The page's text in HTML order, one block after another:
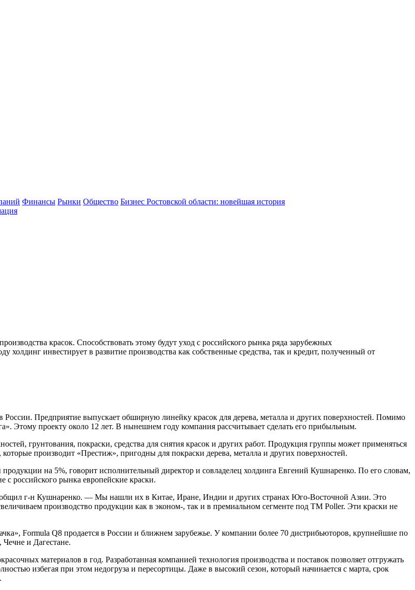
Финансы Рынки Общество Бизнес Ростовской области: новейшая история
красок. Способствовать этому будут уход с российского рынка ряда зарубежных
инвестирует в развитие производства как собственные средства, так и кредит, полученный от
Предприятие выпускает обширную линейку красок для дерева, металла и других поверхностей. Помимо
Этому проекту около 12 лет. В нынешнем году компания рассчитывает сделать его прибыльным.
грунтования, покраски, средства для снятия красок и других работ. Продукция группы может применяться
производит «Престиж», пригодны для покраски дерева, металла и других поверхностей.
на 5%, говорит исполнительный директор и совладелец холдинга Евгений Кушнаренко. По его словам,
российского рынка европейские краски.
г-н Кушнаренко. — Мы нашли их в Китае, Иране, Индии и других странах Юго-Восточной Азии. Это
производство продукции как в эконом-, так и в премиальном сегменте под ТМ Poller. Эти краски не
Formula Q8 продается в России и ближнем зарубежье. У компании более 70 дистрибьюторов, крупнейшие по
и Дагестане.
материалов в год. Разработанная компанией технология производства и поставок позволяет отгружать
избегая при этом недогруза и пересортицы. Даже в высокий сезон, который начинается с марта, срок